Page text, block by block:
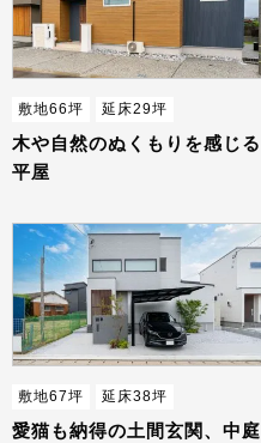
敷地66坪 延床29坪
木や自然のぬくもりを感じる
平屋
敷地67坪 延床38坪
愛猫も納得の土間玄関、中庭